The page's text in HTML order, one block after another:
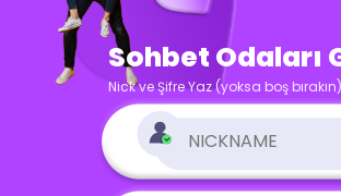
Sohbet Odaları
Nick ve Şifre Yaz (yoksa boş bırakın)